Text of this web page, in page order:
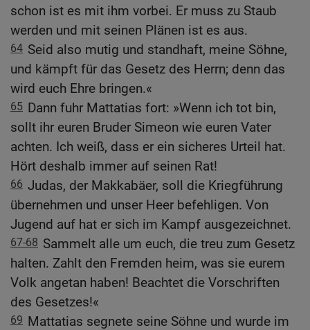
schon ist es mit ihm vorbei. Er muss zu Staub
werden und mit seinen Plänen ist es aus.
64 Seid also mutig und standhaft, meine Söhne,
und kämpft für das Gesetz des Herrn; denn das
wird euch Ehre bringen.«
65 Dann fuhr Mattatias fort: »Wenn ich tot bin,
sollt ihr euren Bruder Simeon wie euren Vater
achten. Ich weiß, dass er ein sicheres Urteil hat.
Hört deshalb immer auf seinen Rat!
66 Judas, der Makkabäer, soll die Kriegführung
übernehmen und unser Heer befehligen. Von
Jugend auf hat er sich im Kampf ausgezeichnet.
67-68 Sammelt alle um euch, die treu zum Gesetz
halten. Zahlt den Fremden heim, was sie eurem
Volk angetan haben! Beachtet die Vorschriften
des Gesetzes!«
69 Mattatias segnete seine Söhne und wurde im